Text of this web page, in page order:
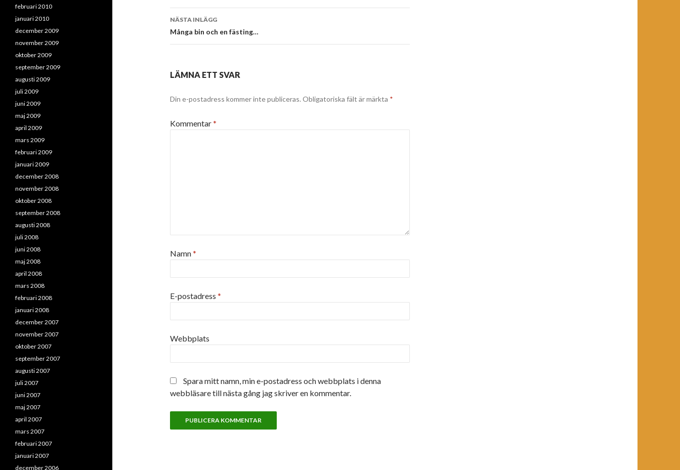
NÄSTA INLÄGG
Många bin och en fästing…
LÄMNA ETT SVAR
Din e-postadress kommer inte publiceras. Obligatoriska fält är märkta *
Kommentar*
Namn*
E-postadress *
Webbplats
Spara mitt namn, min e-postadress och webbplats i denna
webbläsare till nästa gång jag skriver en kommentar.
februari 2010
januari 2010
december 2009
november 2009
oktober 2009
september 2009
augusti 2009
juli 2009
juni 2009
maj 2009
april 2009
mars 2009
februari 2009
januari 2009
december 2008
november 2008
oktober 2008
september 2008
augusti 2008
juli 2008
juni 2008
maj 2008
april 2008
mars 2008
februari 2008
januari 2008
december 2007
november 2007
oktober 2007
september 2007
augusti 2007
juli 2007
juni 2007
maj 2007
april 2007
mars 2007
februari 2007
januari 2007
december 2006